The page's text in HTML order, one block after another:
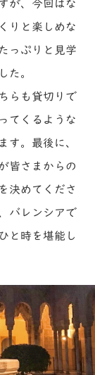
が、今回はな
りと楽しめな
っぷりと見学
た。
らも貸切りで
てくるような
す。最後に、
皆さまからの
決めてくださ
バレンシアで
と時を堪能し